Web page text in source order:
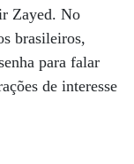
Zayed. No
brasileiros,
para falar
de interesse